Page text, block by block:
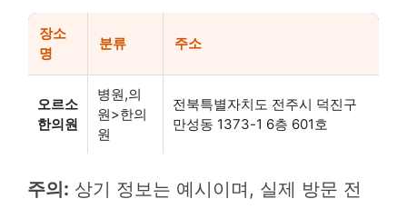
장소
명
분류 주소
오르소
한의원
병원,의
원>한의
원
전북특별자치도 전주시 덕진구
만성동 1373-1 6층 601호
주의: 상기 정보는 예시이며, 실제 방문 전